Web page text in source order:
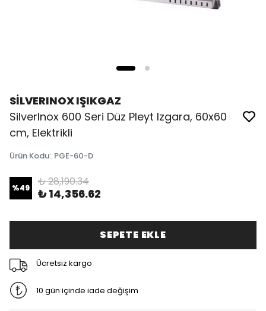
SİLVERINOX IŞIKGAZ
SilverInox 600 Seri Düz Pleyt Izgara, 60x60
cm, Elektrikli
Ürün Kodu: PGE-60-D
%49 ₺ 28,190.34
₺ 14,356.62
SEPETE EKLE
Ücretsiz kargo
10 gün içinde iade değişim